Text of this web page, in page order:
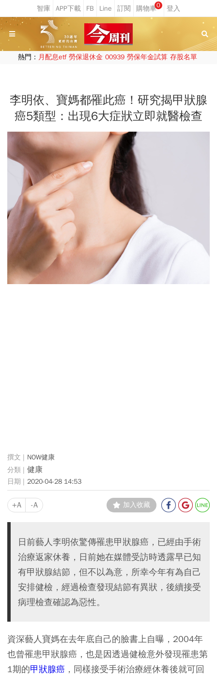
0
熱門： 月配息etf 勞保退休金 00939 勞保年金試算 存股名單
李明依、寶媽都罹此癌！研究揭甲狀腺
癌5類型：出現6大症狀立即就醫檢查
NOW健康
健康
2020-04-28 14:53
+A -A 加入收藏
日前藝人李明依驚傳罹患甲狀腺癌，已經由手術
治療返家休養，日前她在媒體受訪時透露早已知
有甲狀腺結節，但不以為意，所幸今年有為自己
安排健檢，經過檢查發現結節有異狀，後續接受
病理檢查確認為惡性。
資深藝人寶媽在去年底自己的臉書上自曝，2004年
也曾罹患甲狀腺癌，也是因透過健檢意外發現罹患第
1期的甲狀腺癌 ，同樣接受手術治療經休養後就可回